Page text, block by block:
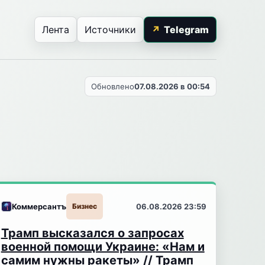
Лента Источники Telegram
Обновлено07.08.2026 в 00:54
Коммерсантъ Бизнес 06.08.2026 23:59
Трамп высказался о запросах
военной помощи Украине: «Нам и
самим нужны ракеты» // Трамп